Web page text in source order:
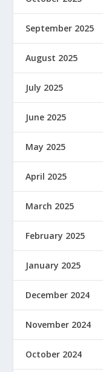
September 2025
August 2025
July 2025
June 2025
May 2025
April 2025
March 2025
February 2025
January 2025
December 2024
November 2024
October 2024